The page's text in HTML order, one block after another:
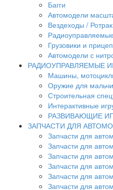
Багги
Автомодели
Вездеходы /
Грузовики и
Автомодели с
РАДИОУПРАВЛЯЕМЫЕ
Машины,
Оружие для
Строительная
Интерактивные
РАЗВИВАЮЩИЕ
ЗАПЧАСТИ ДЛЯ
Запчасти для
Запчасти для
Запчасти для
Запчасти для
Запчасти для
Запчасти для